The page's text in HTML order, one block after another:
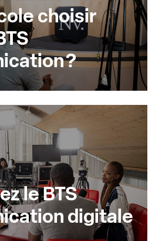
choisir
?
le BTS
digitale